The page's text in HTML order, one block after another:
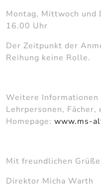
Montag, Mittwoch und
16.00 Uhr
Der Zeitpunkt der
Reihung keine Rolle.
Weitere Informationen
Lehrpersonen,
Homepage: www.ms-
Mit freundlichen
Direktor Micha Warth